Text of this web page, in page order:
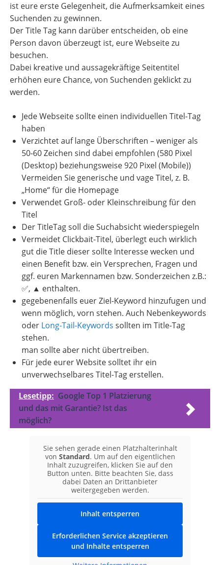
ist eure erste Gelegenheit, die Aufmerksamkeit eines
Suchenden zu gewinnen.
Der Title Tag kann darüber entscheiden, ob eine
Person davon überzeugt ist, eure Webseite zu
besuchen.
Dabei kreative und aussagekräftige Seitentitel
erhöhen eure Chance, von Suchenden geklickt zu
werden.
Jede Webseite sollte einen individuellen Titel-Tag
haben
Verzichtet auf lange Überschriften – weniger als
50-60 Zeichen sind dabei empfohlen (580 Pixel
(Desktop) beziehungsweise 920 Pixel (Mobile))
Vermeiden Sie generische und vage Titel, z. B.
„Home“ für die Homepage
Verwendet Groß- oder Kleinschreibung für den
Titel
Der TitleTag soll die Suchabsicht wiederspiegeln
Vermeidet Clickbait-Titel, überlegt euch wirklich
gut die Title dieser sollte Interesse wecken und
einen Benefit bzw. ein Versprechen, Fragen und
ggf. euren Markennamen bzw. Sonderzeichen z.B.:
✅, ▲ enthalten.
gegebenenfalls euer Ziel-Keyword hinzufugen und
wenn möglich, vorn stehen. Auch Nebenkeywords
oder Long-Tail-Keywords sollten im Title-Tag
stehen.
man sollte aber nicht übertreiben.
Für jede eurer Website solltet ihr ein
unverwechselbares Titel-Tag erstellen.
Lesetipp: Google Top 1 Platzierung
und das mit Garantie? Ist das
möglich?
Sie sehen gerade einen Platzhalterinhalt
von Standard. Um auf den eigentlichen
Inhalt zuzugreifen, klicken Sie auf den
Button unten. Bitte beachten Sie, dass
dabei Daten an Drittanbieter
weitergegeben werden.
Inhalt entsperren
Erforderlichen Service akzeptieren
und Inhalte entsperren